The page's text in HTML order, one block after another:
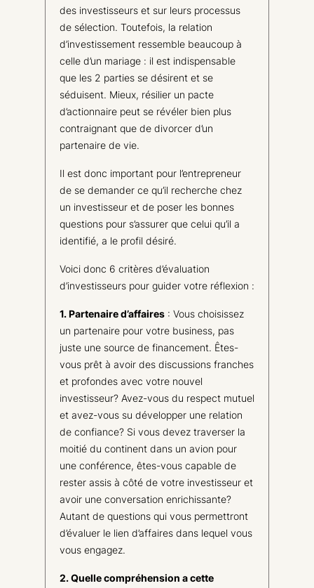
des investisseurs et sur leurs processus
de sélection. Toutefois, la relation
d’investissement ressemble beaucoup à
celle d’un mariage : il est indispensable
que les 2 parties se désirent et se
séduisent. Mieux, résilier un pacte
d’actionnaire peut se révéler bien plus
contraignant que de divorcer d’un
partenaire de vie.
Il est donc important pour l’entrepreneur
de se demander ce qu’il recherche chez
un investisseur et de poser les bonnes
questions pour s’assurer que celui qu’il a
identifié, a le profil désiré.
Voici donc 6 critères d’évaluation
d’investisseurs pour guider votre réflexion :
1. Partenaire d’affaires : Vous choisissez
un partenaire pour votre business, pas
juste une source de financement. Êtes-
vous prêt à avoir des discussions franches
et profondes avec votre nouvel
investisseur? Avez-vous du respect mutuel
et avez-vous su développer une relation
de confiance? Si vous devez traverser la
moitié du continent dans un avion pour
une conférence, êtes-vous capable de
rester assis à côté de votre investisseur et
avoir une conversation enrichissante?
Autant de questions qui vous permettront
d’évaluer le lien d’affaires dans lequel vous
vous engagez.
2. Quelle compréhension a cette